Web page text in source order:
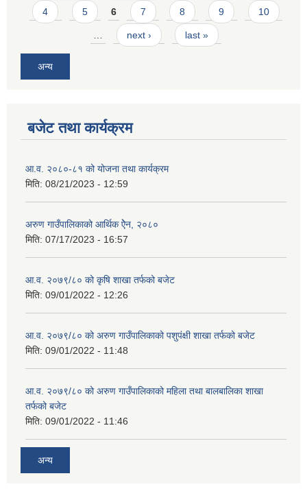
4 5 6 7 8 9 10
next › last »
अन्य
बजेट तथा कार्यक्रम
आ.व. २०८०-८१ को योजना तथा कार्यक्रम
मिति: 08/21/2023 - 12:59
अरुण गाउँपालिकाको आर्थिक ऐेन, २०८०
मिति: 07/17/2023 - 16:57
आ.व. २०७९/८० को कृषि शाखा तर्फको बजेट
मिति: 09/01/2022 - 12:26
आ.व. २०७९/८० को अरुण गाउँपालिकाको पशुपंक्षी शाखा तर्फको बजेट
मिति: 09/01/2022 - 11:48
आ.व. २०७९/८० को अरुण गाउँपालिकाको महिला तथा बालबालिका शाखा
तर्फको बजेट
मिति: 09/01/2022 - 11:46
अन्य